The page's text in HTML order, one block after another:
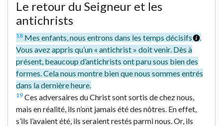
Le retour du Seigneur et les
antichrists
18 Mes enfants, nous entrons dans les temps décisifs
.
Vous avez appris qu’un « antichrist » doit venir. Dès à
présent, beaucoup d’antichrists ont paru sous bien des
formes. Cela nous montre bien que nous sommes entrés
dans la dernière heure.
19 Ces adversaires du Christ sont sortis de chez nous,
mais en réalité, ils n’ont jamais été des nôtres. En effet,
s’ils l’avaient été, ils seraient restés parmi nous. Or, ils